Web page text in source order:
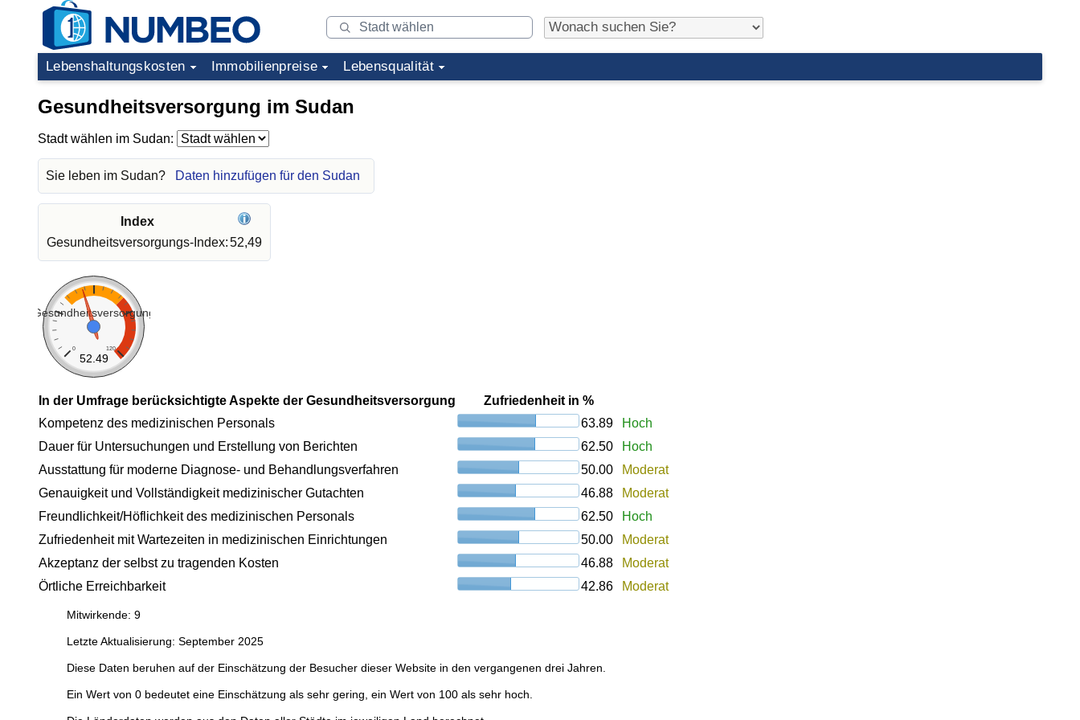
Lebenshaltungskosten Immobilienpreise Lebensqualität
Gesundheitsversorgung im Sudan
Stadt wählen im Sudan:
Sie leben im Sudan? Daten hinzufügen für den Sudan
Index
Gesundheitsversorgungs-Index:52,49
Gesundheitsversorgung
0 120
52.49
In der Umfrage berücksichtigte Aspekte der Gesundheitsversorgung
Zufriedenheit in %
Kompetenz des medizinischen Personals
63.89
Hoch
Dauer für Untersuchungen und Erstellung von Berichten
62.50
Hoch
Ausstattung für moderne Diagnose- und Behandlungsverfahren
50.00
Moderat
Genauigkeit und Vollständigkeit medizinischer Gutachten
46.88
Moderat
Freundlichkeit/Höflichkeit des medizinischen Personals
62.50
Hoch
Zufriedenheit mit Wartezeiten in medizinischen Einrichtungen
50.00
Moderat
Akzeptanz der selbst zu tragenden Kosten
46.88
Moderat
Örtliche Erreichbarkeit
42.86 Moderat
Mitwirkende: 9
Letzte Aktualisierung: September 2025
Diese Daten beruhen auf der Einschätzung der Besucher dieser Website in den vergangenen drei Jahren.
Ein Wert von 0 bedeutet eine Einschätzung als sehr gering, ein Wert von 100 als sehr hoch.